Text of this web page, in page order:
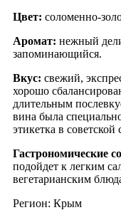
Цвет: соломенно-
Аромат: нежный
запоминающийся.
Вкус: свежий,
хорошо
длительным
вина была
этикетка в советской
Гастрономические
подойдет к легким
вегетарианским
Регион: Крым